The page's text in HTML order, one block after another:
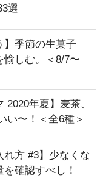
選
】季節の生菓子
愉しむ。＜8/7〜
年夏】麦茶、
い〜！＜全6種＞
れ方 #3】少なくな
確認すべし！